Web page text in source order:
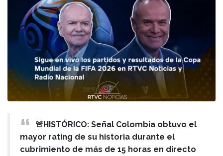
🚨HISTÓRICO: Señal Colombia obtuvo el
mayor rating de su historia durante el
cubrimiento de más de 15 horas en directo